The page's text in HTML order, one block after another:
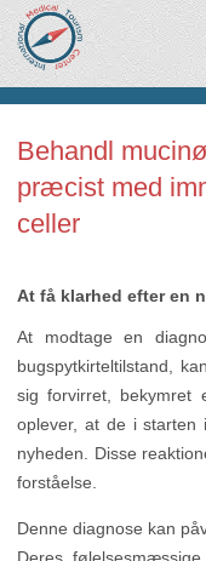
Behandl
præcist med
celler
At få klarhed efter en
At modtage en
bugspytkirteltilstand,
sig forvirret, bekymret
oplever, at de i starten
nyheden. Disse
forståelse.
Denne diagnose kan